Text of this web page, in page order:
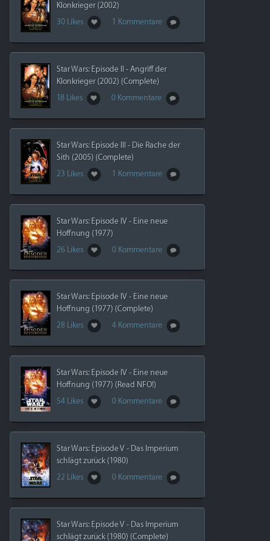
Klonkrieger (2002)
30 Likes
1 Kommentare
Star Wars: Episode II - Angriff der
Klonkrieger (2002) (Complete)
18 Likes
0 Kommentare
Star Wars: Episode III - Die Rache der
Sith (2005) (Complete)
23 Likes
1 Kommentare
Star Wars: Episode IV - Eine neue
Hoffnung (1977)
26 Likes
0 Kommentare
Star Wars: Episode IV - Eine neue
Hoffnung (1977) (Complete)
28 Likes
4 Kommentare
Star Wars: Episode IV - Eine neue
Hoffnung (1977) (Read NFO!)
54 Likes
0 Kommentare
Star Wars: Episode V - Das Imperium
schlägt zurück (1980)
22 Likes
0 Kommentare
Star Wars: Episode V - Das Imperium
schlägt zurück (1980) (Complete)